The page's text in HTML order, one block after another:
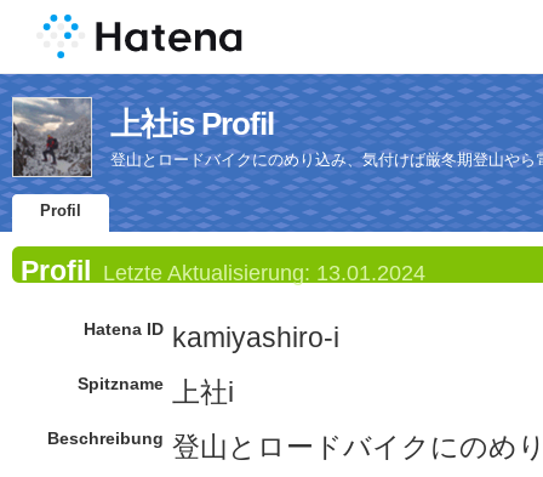
上社is Profil
登山とロードバイクにのめり込み、気付けば厳冬期登山や
Profil
Profil Letzte Aktualisierung: 13.01.2024
Hatena ID kamiyashiro-i
Spitzname 上社i
Beschreibung 登山とロードバイクにのめ